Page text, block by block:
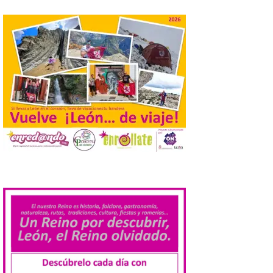
conforme a la legalidad, la
solicitud para la
celebración del Iberia
Eclipse Festival
6 Ago 2026
Durante la mañana de ayer
miércoles ha sido
registrada en el
Ayuntamiento una
solicitud relacionada con
la celebración de este evento. Ante las
informaciones aparecidas en distintos
La Universidad de León
retoma las excavaciones
en La Peña del Castro para
profundizar en la vida
cotidiana de la Edad del